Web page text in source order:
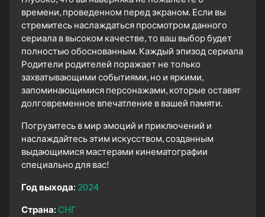
времени, проведенном перед экраном. Если вы
стремитесь наслаждаться просмотром данного
сериала в высоком качестве, то ваш выбор будет
полностью обоснованным. Каждый эпизод сериала
Родители родителей поражает не только
захватывающими событиями, но и яркими,
запоминающимися персонажами, которые оставят
долговременное впечатление в вашей памяти.
Погрузитесь в мир эмоций и приключений и
наслаждайтесь этим искусством, созданным
выдающимися мастерами кинематографии
специально для вас!
Год выхода: 2024
Страна: СНГ